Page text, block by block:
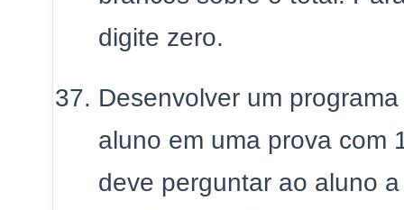
digite zero.
Desenvolver um
aluno em uma prova com
deve perguntar ao aluno